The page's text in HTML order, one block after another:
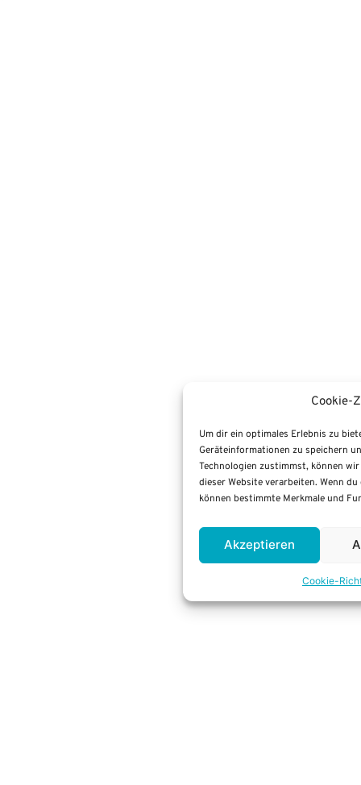
Cookie-
Um dir ein optimales Erlebnis zu
Geräteinformationen zu speichern
Technologien zustimmst, können
dieser Website verarbeiten. Wenn
können bestimmte Merkmale und
Akzeptieren
Coo­kie-